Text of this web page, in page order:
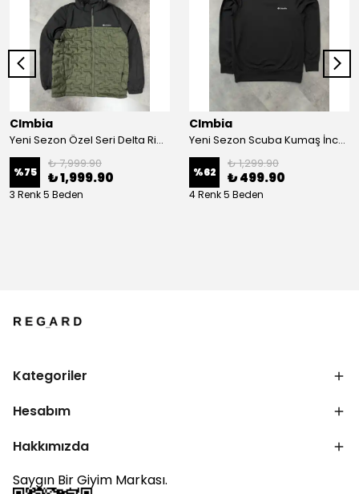
Clmbia
Yeni Sezon Özel Seri Delta Ridge Kapşonlu Mont
%75
₺ 7,999.90
₺ 1,999.90
3 Renk 5 Beden
Clmbia
Yeni Sezon Scuba Kumaş İnce İçi Polarlı Sweatshirt
%62
₺ 1,299.90
₺ 499.90
4 Renk 5 Beden
Kategoriler
Hesabım
Hakkımızda
Saygın Bir Giyim Markası.